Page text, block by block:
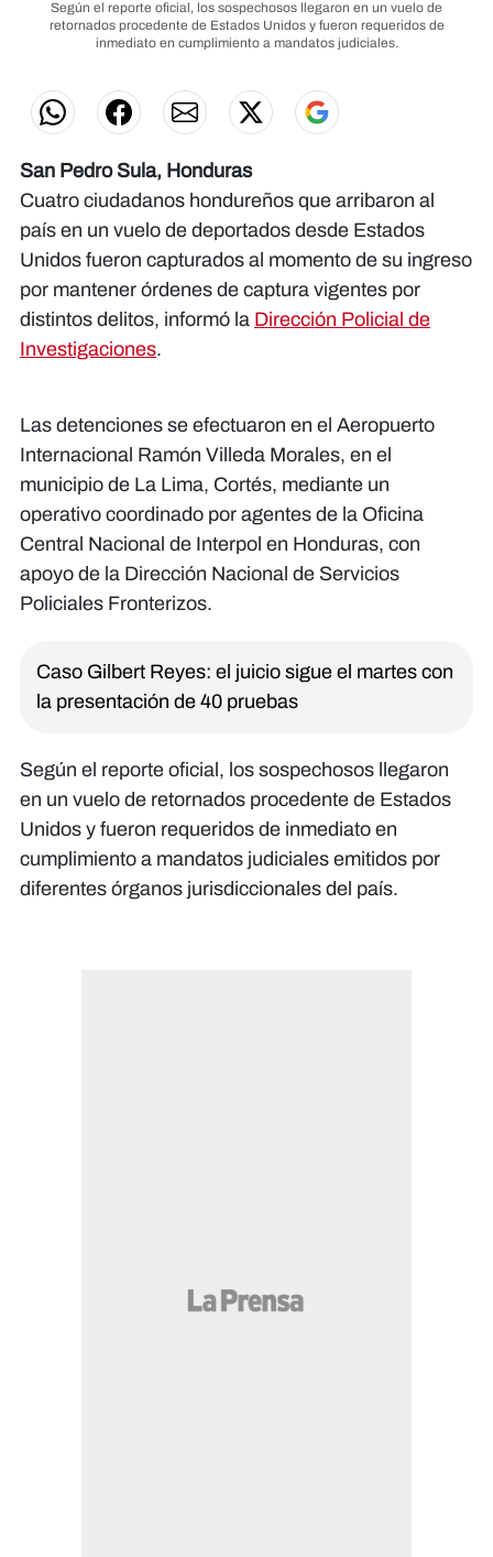
Según el reporte oficial, los sospechosos llegaron en un vuelo de
retornados procedente de Estados Unidos y fueron requeridos de
inmediato en cumplimiento a mandatos judiciales.
San Pedro Sula, Honduras
Cuatro ciudadanos hondureños que arribaron al
país en un vuelo de deportados desde Estados
Unidos fueron capturados al momento de su ingreso
por mantener órdenes de captura vigentes por
distintos delitos, informó la Dirección Policial de
Investigaciones.
Las detenciones se efectuaron en el Aeropuerto
Internacional Ramón Villeda Morales, en el
municipio de La Lima, Cortés, mediante un
operativo coordinado por agentes de la Oficina
Central Nacional de Interpol en Honduras, con
apoyo de la Dirección Nacional de Servicios
Policiales Fronterizos.
Caso Gilbert Reyes: el juicio sigue el martes con
la presentación de 40 pruebas
Según el reporte oficial, los sospechosos llegaron
en un vuelo de retornados procedente de Estados
Unidos y fueron requeridos de inmediato en
cumplimiento a mandatos judiciales emitidos por
diferentes órganos jurisdiccionales del país.